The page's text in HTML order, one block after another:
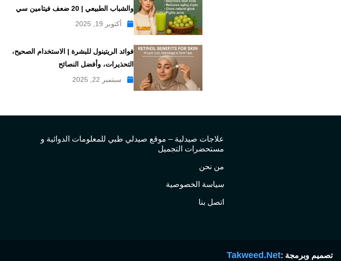
والشباب الطبيعي | 20 ضعف فيتامين سي
أكتوبر 19, 2025
فوائد الريتينول للبشرة | الاستخدام الصحيح،
التحذيرات، وأفضل النصائح
سبتمبر 22, 2025
علاجات صيدلية – موقع صيدلي طبي للمعلومات الدوائية و
مستحضرات التجميل
من نحن
سياسة الخصوصية
اتصل بنا
تصميم وبرمجة :Takweed.Net